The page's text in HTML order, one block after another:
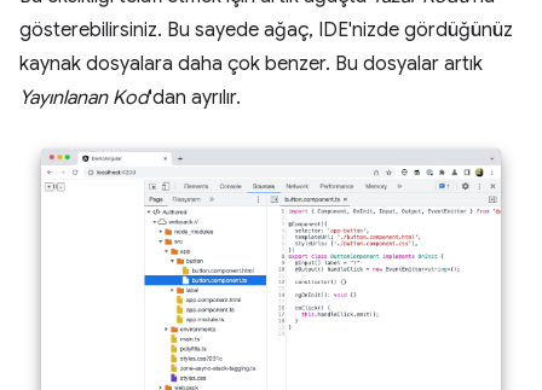
gösterebilirsiniz. Bu sayede ağaç, IDE'nizde gördüğünüz
kaynak dosyalara daha çok benzer. Bu dosyalar artık
Yayınlanan Kod'dan ayrılır.